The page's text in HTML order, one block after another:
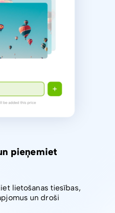
pieņemiet
lietošanas tiesības,
un droši